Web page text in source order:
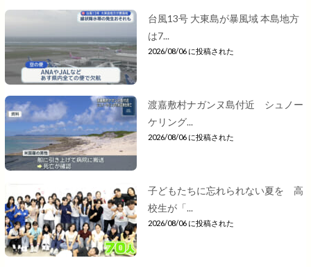
台風13号 大東島が暴風域 本島地方
は7...
2026/08/06 に投稿された
渡嘉敷村ナガンヌ島付近 シュノー
ケリング...
2026/08/06 に投稿された
子どもたちに忘れられない夏を 高
校生が「...
2026/08/06 に投稿された